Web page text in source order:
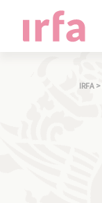
IRFA >